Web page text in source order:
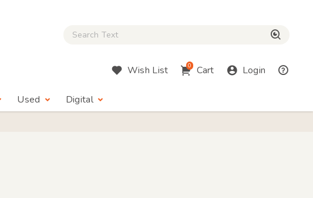
Close Search box
Wish List 0 Cart Login
Used Digital